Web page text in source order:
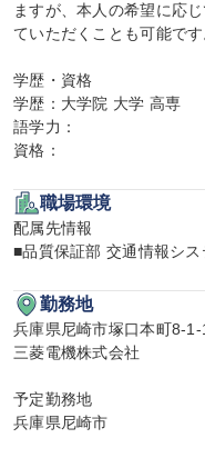
ますが、本人の希望に応
ていただくことも可能です
学歴・資格
学歴：大学院 大学 高専
語学力：
資格：
職場環境
配属先情報
■品質保証部 交通情報シ
勤務地
兵庫県尼崎市塚口本町8-1-
三菱電機株式会社
予定勤務地
兵庫県尼崎市